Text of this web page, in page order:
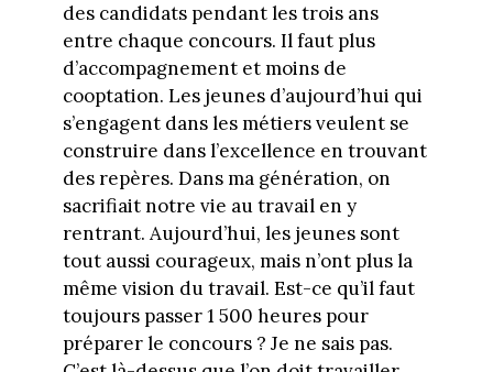
des candidats pendant les trois ans
entre chaque concours. Il faut plus
d’accompagnement et moins de
cooptation. Les jeunes d’aujourd’hui qui
s’engagent dans les métiers veulent se
construire dans l’excellence en trouvant
des repères. Dans ma génération, on
sacrifiait notre vie au travail en y
rentrant. Aujourd’hui, les jeunes sont
tout aussi courageux, mais n’ont plus la
même vision du travail. Est-ce qu’il faut
toujours passer 1 500 heures pour
préparer le concours ? Je ne sais pas.